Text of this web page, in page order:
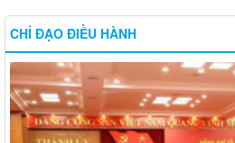
CHỈ ĐẠO ĐIỀU HÀNH